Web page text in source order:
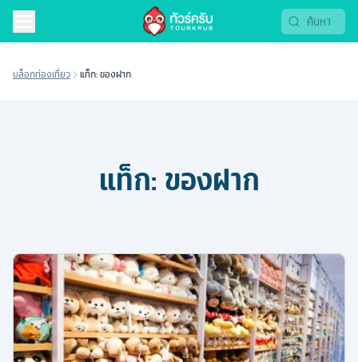
บล็อกท่องเที่ยว แท็ก: ของฝาก
แท็ก: ของฝาก